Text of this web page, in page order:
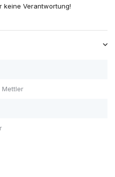
keine Verantwortung!
Mettler